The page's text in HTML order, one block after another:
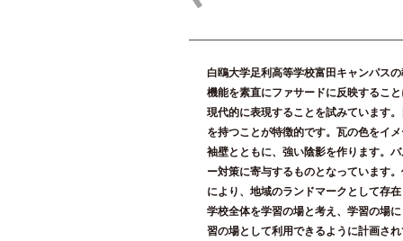
白鴎大学足利高等学校富田キャンパス
機能を素直にファサードに反映するこ
現代的に表現することを試みています
を持つことが特徴的です。瓦の色をイ
袖壁とともに、強い陰影を作ります。
ー対策に寄与するものとなっています
により、地域のランドマークとして存
学校全体を学習の場と考え、学習の場
習の場として利用できるように計画さ